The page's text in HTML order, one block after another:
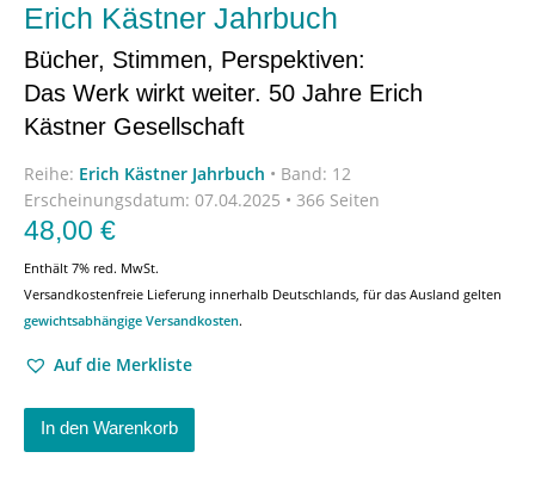
Erich Kästner Jahrbuch
Bücher, Stimmen, Perspektiven:
Das Werk wirkt weiter. 50 Jahre Erich
Kästner Gesellschaft
Reihe: Erich Kästner Jahrbuch • Band: 12
Erscheinungsdatum: 07.04.2025 • 366 Seiten
48,00 €
Enthält 7% red. MwSt.
Versandkostenfreie Lieferung innerhalb Deutschlands, für das Ausland gelten
gewichtsabhängige Versandkosten.
Auf die Merkliste
In den Warenkorb